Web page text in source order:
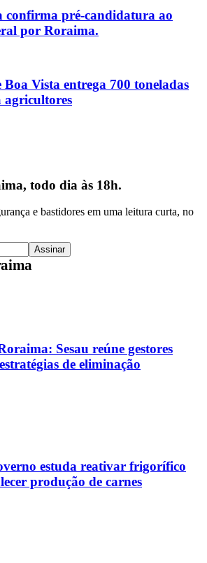
confirma pré-candidatura ao
por Roraima.
Vista entrega 700 toneladas
agricultores
todo dia às 18h.
e bastidores em uma leitura curta, no
Assinar
Sesau reúne gestores
de eliminação
estuda reativar frigorífico
produção de carnes